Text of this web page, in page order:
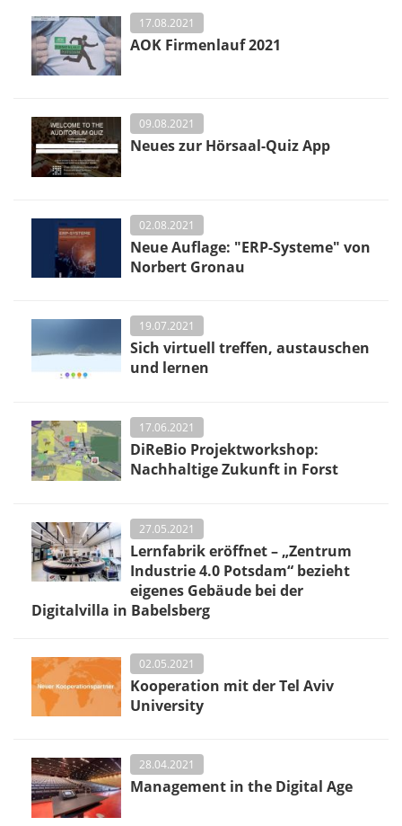
17.08.2021
AOK Firmenlauf 2021
09.08.2021
Neues zur Hörsaal-Quiz App
02.08.2021
Neue Auflage: "ERP-Systeme" von
Norbert Gronau
19.07.2021
Sich virtuell treffen, austauschen
und lernen
17.06.2021
DiReBio Projektworkshop:
Nachhaltige Zukunft in Forst
27.05.2021
Lernfabrik eröffnet – „Zentrum
Industrie 4.0 Potsdam“ bezieht
eigenes Gebäude bei der
Digitalvilla in Babelsberg
02.05.2021
Kooperation mit der Tel Aviv
University
28.04.2021
Management in the Digital Age